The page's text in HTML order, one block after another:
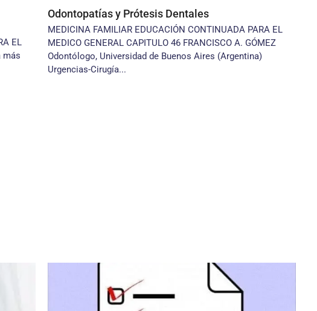
EL
más
Odontopatías y Prótesis Dentales
MEDICINA FAMILIAR EDUCACIÓN CONTINUADA PARA EL
MEDICO GENERAL CAPITULO 46 FRANCISCO A. GÓMEZ
Odontólogo, Universidad de Buenos Aires (Argentina)
Urgencias-Cirugía...